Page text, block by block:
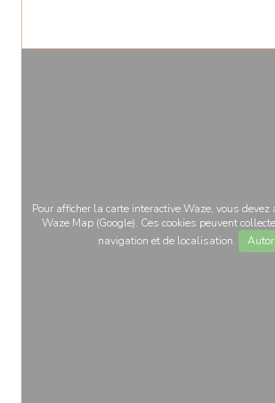
Pour afficher la carte interactive Waze, vous devez
Waze Map (Google). Ces cookies peuvent
navigation et de localisation.